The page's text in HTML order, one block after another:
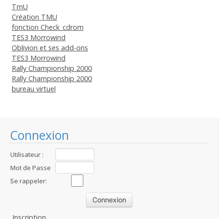
Connexion
Utilisateur :
Mot de Passe
:Se rappeler:
TmU
Création TMU
fonction Check_cdrom
TES3 Morrowind
Oblivion et ses add-ons
TES3 Morrowind
Rally Championship 2000
Rally Championship 2000
bureau virtuel